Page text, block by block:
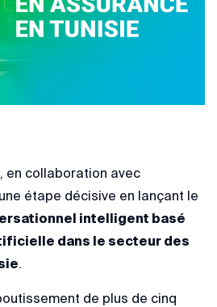
, en collaboration avec
étape décisive en lançant le
intelligent basé
dans le secteur des
.
de plus de cinq